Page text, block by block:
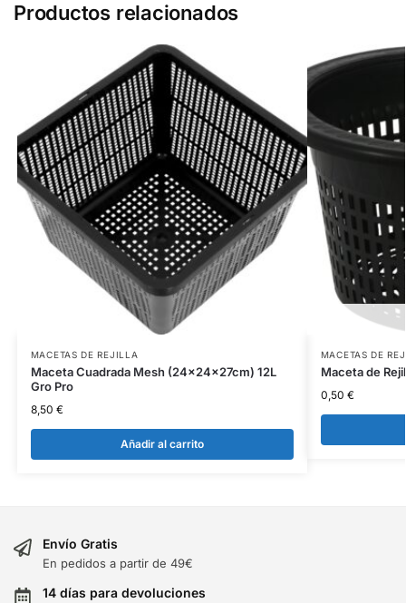
Productos relacionados
MACETAS DE REJILLA
Maceta Cuadrada Mesh (24x24x27cm) 12L
Gro Pro
8,50 €
Añadir al carrito
MACETAS DE
Maceta de
0,50 €
Envío Gratis
En pedidos a partir de 49€
14 días para devoluciones